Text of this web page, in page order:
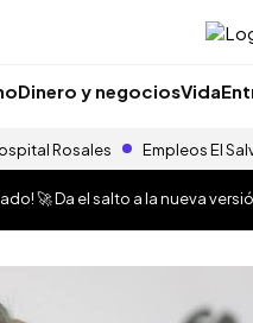
Dinero y negociosVida
Rosales Empleos El
🚀 Da el salto a la nueva